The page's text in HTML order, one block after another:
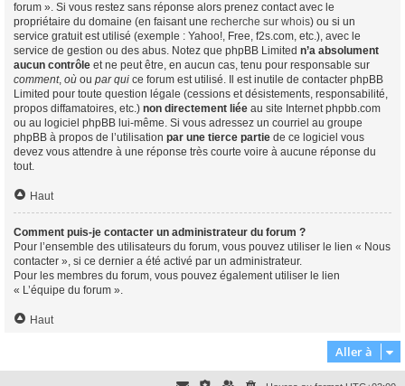
forum ». Si vous restez sans réponse alors prenez contact avec le
propriétaire du domaine (en faisant une recherche sur whois) ou si un
service gratuit est utilisé (exemple : Yahoo!, Free, f2s.com, etc.), avec le
service de gestion ou des abus. Notez que phpBB Limited n’a absolument
aucun contrôle et ne peut être, en aucun cas, tenu pour responsable sur
comment, où ou par qui ce forum est utilisé. Il est inutile de contacter phpBB
Limited pour toute question légale (cessions et désistements, responsabilité,
propos diffamatoires, etc.) non directement liée au site Internet phpbb.com
ou au logiciel phpBB lui-même. Si vous adressez un courriel au groupe
phpBB à propos de l’utilisation par une tierce partie de ce logiciel vous
devez vous attendre à une réponse très courte voire à aucune réponse du
tout.
Haut
Comment puis-je contacter un administrateur du forum ?
Pour l’ensemble des utilisateurs du forum, vous pouvez utiliser le lien « Nous
contacter », si ce dernier a été activé par un administrateur.
Pour les membres du forum, vous pouvez également utiliser le lien
« L’équipe du forum ».
Haut
Aller à